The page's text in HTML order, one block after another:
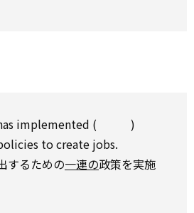
has implemented ( )
to create jobs.
するための一連の政策を実施